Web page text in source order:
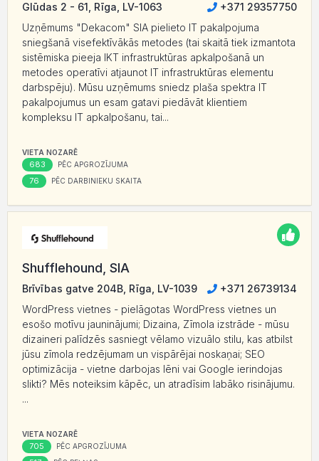
Glūdas 2 - 61, Rīga, LV-1063
+371 29357750
Uzņēmums "Dekacom" SIA pielieto IT pakalpojuma
sniegšanā visefektīvākās metodes (tai skaitā tiek izmantota
sistēmiska pieeja IKT infrastruktūras apkalpošanā un
metodes operatīvi atjaunot IT infrastruktūras elementu
darbspēju). Mūsu uzņēmums sniedz plaša spektra IT
pakalpojumus un esam gatavi piedāvāt klientiem
kompleksu IT apkalpošanu, tai...
VIETA NOZARĒ
683 PĒC APGROZĪJUMA
76 PĒC DARBINIEKU SKAITA
Shufflehound, SIA
Brīvības gatve 204B, Rīga, LV-1039
+371 26739134
WordPress vietnes - pielāgotas WordPress vietnes un
esošo motīvu jauninājumi; Dizaina, Zīmola izstrāde - mūsu
dizaineri palīdzēs sasniegt vēlamo vizuālo stilu, kas atbilst
jūsu zīmola redzējumam un vispārējai noskaņai; SEO
optimizācija - vietne darbojas lēni vai Google ierindojas
slikti? Mēs noteiksim kāpēc, un atradīsim labāko risinājumu.
...
VIETA NOZARĒ
705 PĒC APGROZĪJUMA